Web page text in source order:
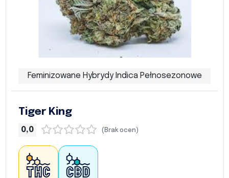
Feminizowane Hybrydy Indica Pełnosezonowe
Tiger King
0,0 (Brak ocen)